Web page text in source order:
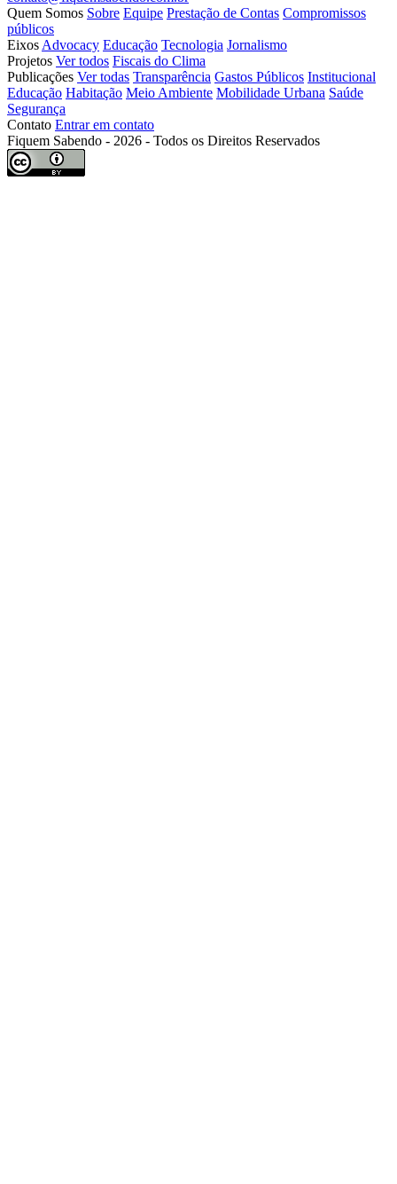
Quem Somos Sobre Equipe Prestação de Contas Compromissos
públicos
Eixos Advocacy Educação Tecnologia Jornalismo
Projetos Ver todos Fiscais do Clima
Publicações Ver todas Transparência Gastos Públicos Institucional
Educação Habitação Meio Ambiente Mobilidade Urbana Saúde
Segurança
Contato Entrar em contato
Fiquem Sabendo - 2026 - Todos os Direitos Reservados